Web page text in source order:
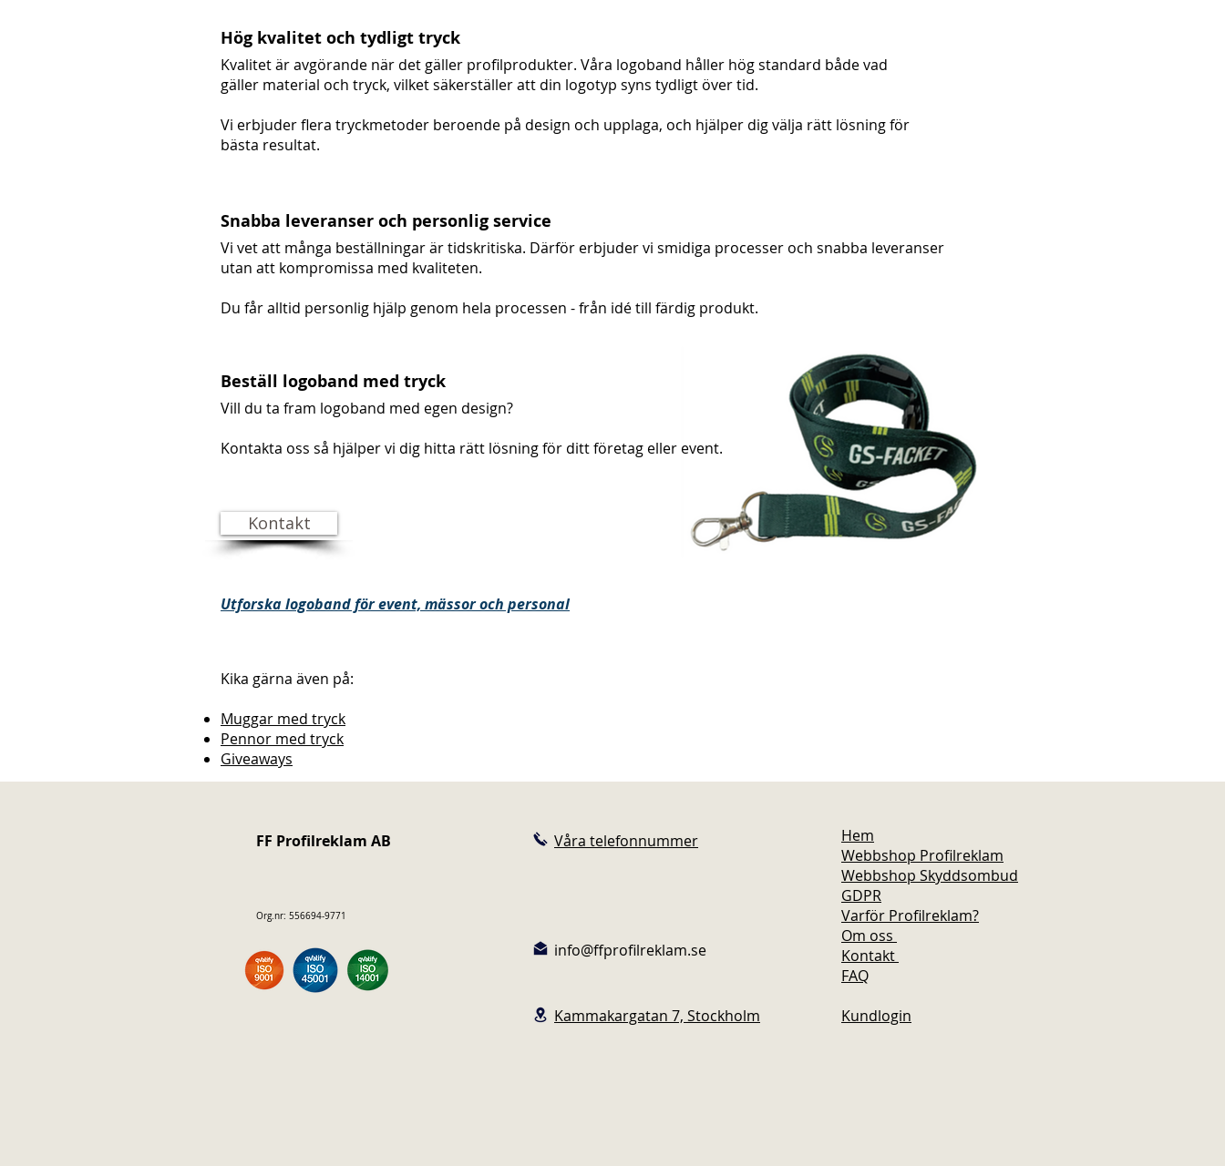
Hög kvalitet och tydligt tryck
Kvalitet är avgörande när det gäller profilprodukter. Våra logoband håller hög standard både vad
gäller material och tryck, vilket säkerställer att din logotyp syns tydligt över tid.
Vi erbjuder flera tryckmetoder beroende på design och upplaga, och hjälper dig välja rätt lösning för
bästa resultat.
Snabba leveranser och personlig service
Vi vet att många beställningar är tidskritiska. Därför erbjuder vi smidiga processer och snabba leveranser
utan att kompromissa med kvaliteten.
Du får alltid personlig hjälp genom hela processen - från idé till färdig produkt.
Beställ logoband med tryck
Vill du ta fram logoband med egen design?
Kontakta oss så hjälper vi dig hitta rätt lösning för ditt företag eller event.
Kontakt
Utforska logoband för event, mässor och personal
Kika gärna även på:
Muggar med tryck
Pennor med tryck
Giveaways
FF Profilreklam AB Våra telefonnummer
Org.nr: 556694-9771
info@ffprofilreklam.se
Kammakargatan 7, Stockholm
Hem
Webbshop Profilreklam
Webbshop Skyddsombud
GDPR
Varför Profilreklam?
Om oss
Kontakt
FAQ
Kundlogin